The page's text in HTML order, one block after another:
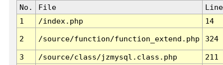
No. File
Line
1
/index.php 14
2 /source/function/function_extend.php 324
3 /source/class/jzmysql.class.php
211